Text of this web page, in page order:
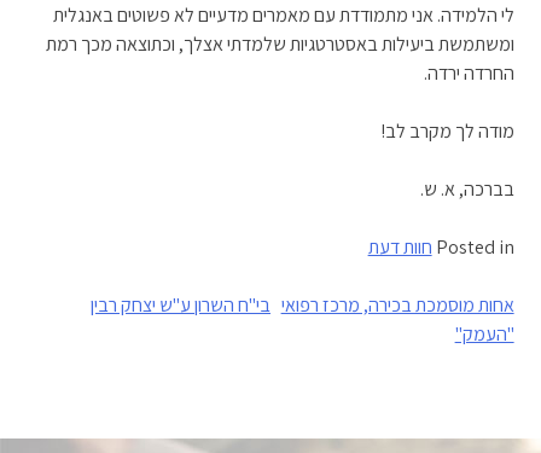
לי הלמידה. אני מתמודדת עם מאמרים מדעיים לא פשוטים באנגלית
ומשתמשת ביעילות באסטרטגיות שלמדתי אצלך, וכתוצאה מכך רמת
החרדה ירדה.
מודה לך מקרב לב!
בברכה, א. ש.
Posted in חוות דעת
ניווט בי"ח השרון ע"ש יצחק רבין אחות מוסמכת בכירה, מרכז רפואי
"העמק"